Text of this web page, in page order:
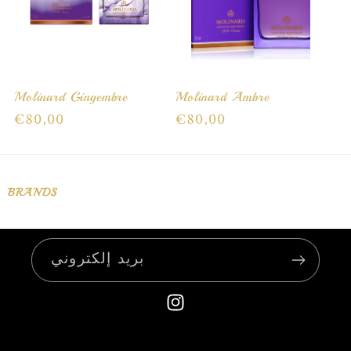
Molinard Gingembre
السعر
€80,00
Molinard Ambre
السعر
€80,00
BRANDS
بريد إلكتروني
إنستغرام